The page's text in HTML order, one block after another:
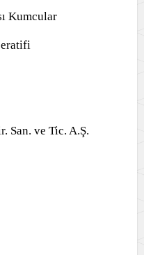
Kumcular
San. ve Tic. A.Ş.